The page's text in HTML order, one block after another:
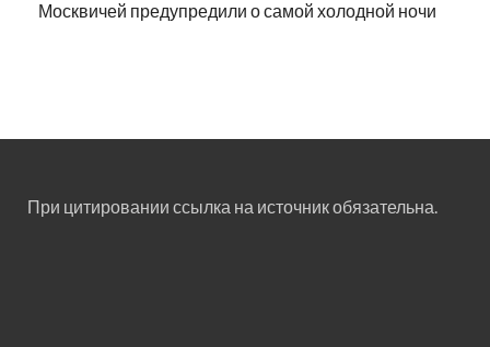
Москвичей предупредили о самой холодной ночи
При цитировании ссылка на источник обязательна.